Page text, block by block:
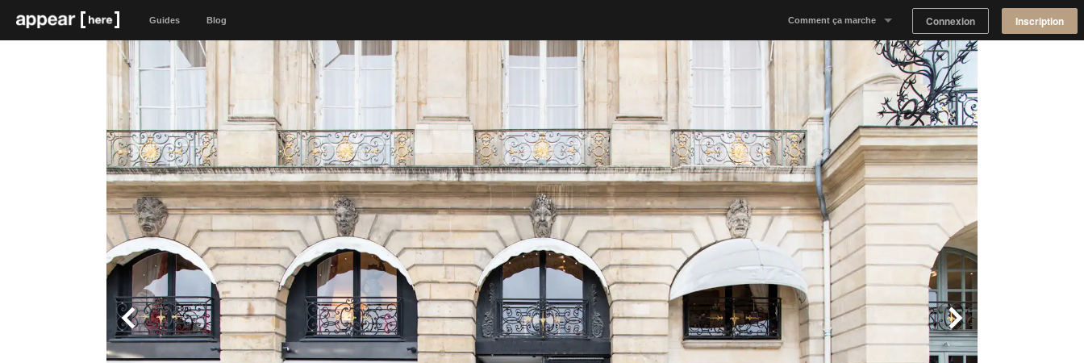
Guides Blog Comment ça marche
Notre concept
Proposer un espace
Trouver un espace
Tableau de Bord Propriétaire
Connexion Inscription